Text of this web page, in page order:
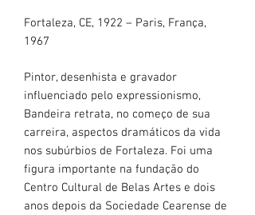
Fortaleza, CE, 1922 – Paris, França,
1967
Pintor, desenhista e gravador
influenciado pelo expressionismo,
Bandeira retrata, no começo de sua
carreira, aspectos dramáticos da vida
nos subúrbios de Fortaleza. Foi uma
figura importante na fundação do
Centro Cultural de Belas Artes e dois
anos depois da Sociedade Cearense de